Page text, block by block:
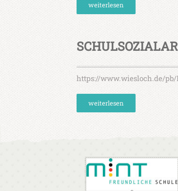
weiterlesen
https://www.wiesloch.de/
weiterlesen